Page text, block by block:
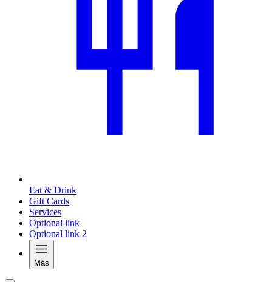
Eat & Drink
Gift Cards
Services
Optional link
Optional link 2
Más